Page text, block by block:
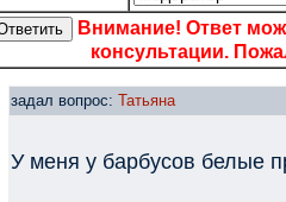
Внимание! Ответ
консультации.
задал вопрос: Татьяна
У меня у барбусов белые